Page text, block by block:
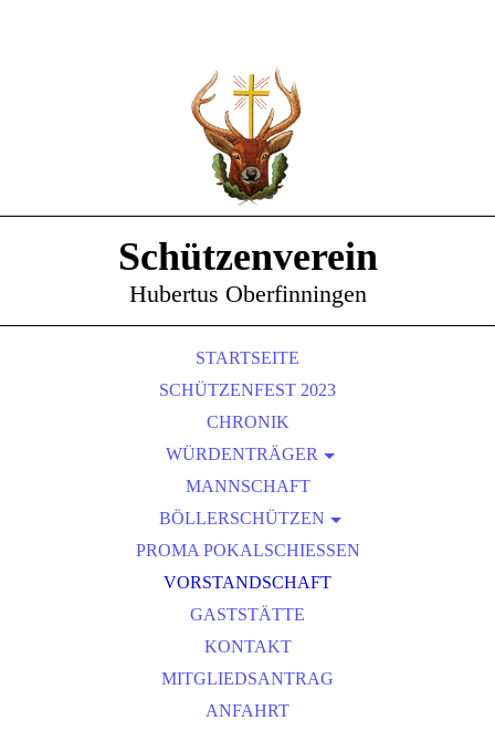
Schützenverein
Hubertus Oberfinningen
STARTSEITE
SCHÜTZENFEST 2023
CHRONIK
WÜRDENTRÄGER
SCHÜTZENKÖNIGE
VEREINSMEISTER
MANNSCHAFT
BÖLLERSCHÜTZEN
OKTOBERFEST & BÖLLERSCHIESSEN
BILDER HUBERTUSMESSE
VIDEO NEUJAHRSBÖLLERN
BILDER BÖLLER
PROMA POKALSCHIESSEN
VORSTANDSCHAFT
GASTSTÄTTE
KONTAKT
MITGLIEDSANTRAG
ANFAHRT